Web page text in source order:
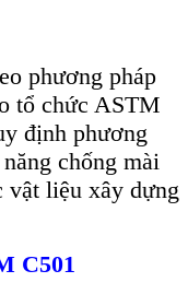
phương pháp
tổ chức ASTM
định phương
chống mài
vật liệu xây dựng
C501